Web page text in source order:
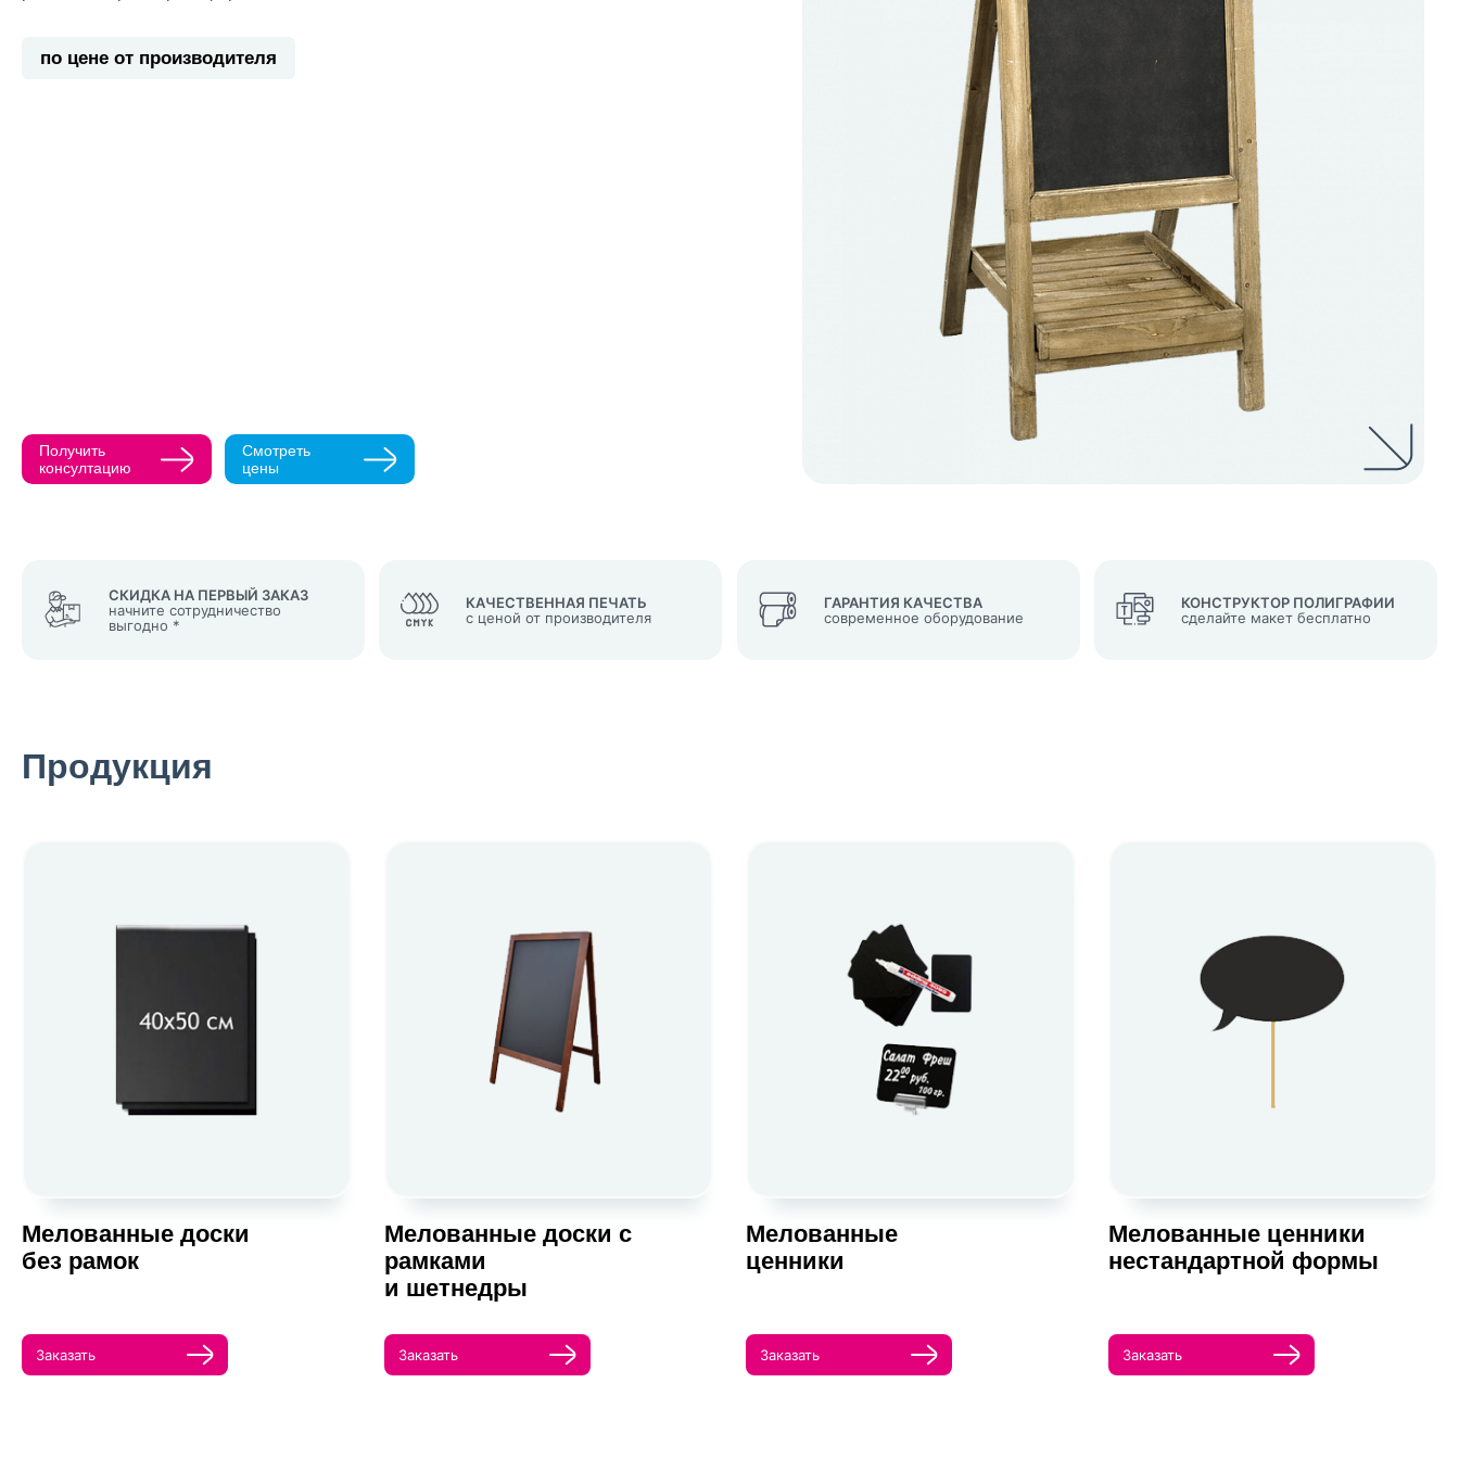
по цене от производителя
Получить
консултацию
Смотреть
цены
СКИДКА НА ПЕРВЫЙ ЗАКАЗ
начните сотрудничество
выгодно *
КАЧЕСТВЕННАЯ ПЕЧАТЬ
с ценой от производителя
ГАРАНТИЯ КАЧЕСТВА
современное оборудование
КОНСТРУКТОР ПОЛИГРАФИИ
сделайте макет бесплатно
Продукция
Мелованные доски
без рамок
Заказать
Мелованные доски с
рамками
и шетнедры
Заказать
Мелованные
ценники
Заказать
Мелованные ценники
нестандартной формы
Заказать
обработку персональных данных и согласие с
Нажимая на кнопку, я даю согласие на получение информационных и рекламных рассылок